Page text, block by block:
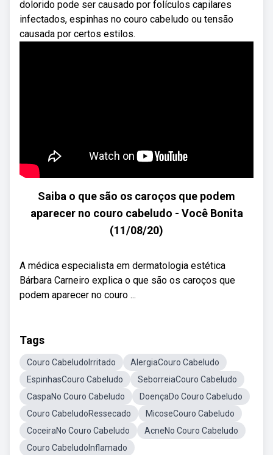
dolorido pode ser causado por folículos capilares
infectados, espinhas no couro cabeludo ou tensão
causada por certos estilos.
Saiba o que são os caroços que podem
aparecer no couro cabeludo - Você Bonita
(11/08/20)
A médica especialista em dermatologia estética
Bárbara Carneiro explica o que são os caroços que
podem aparecer no couro ...
Tags
Couro CabeludoIrritado
AlergiaCouro Cabeludo
EspinhasCouro Cabeludo
SeborreiaCouro Cabeludo
CaspaNo Couro Cabeludo
DoençaDo Couro Cabeludo
Couro CabeludoRessecado
MicoseCouro Cabeludo
CoceiraNo Couro Cabeludo
AcneNo Couro Cabeludo
Couro CabeludoInflamado